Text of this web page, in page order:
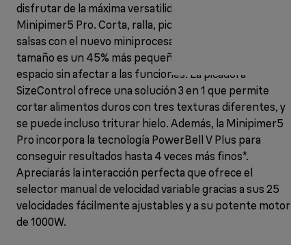
disfrutar de la máxima versatilidad en la cocina con la
Minipimer5 Pro. Corta, ralla, pica o mezcla deliciosas
salsas con el nuevo miniprocesador de alimentos. Su
tamaño es un 45% más pequeño**, así que ahorras
espacio sin afectar a las funciones. La picadora
SizeControl ofrece una solución 3 en 1 que permite
cortar alimentos duros con tres texturas diferentes, y
se puede incluso triturar hielo. Además, la Minipimer5
Pro incorpora la tecnología PowerBell V Plus para
conseguir resultados hasta 4 veces más finos*.
Apreciarás la interacción perfecta que ofrece el
selector manual de velocidad variable gracias a sus 25
velocidades fácilmente ajustables y a su potente motor
de 1000W.